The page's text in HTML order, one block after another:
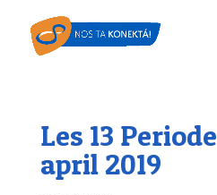
Les 13
april 2019